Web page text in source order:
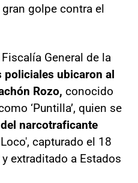
golpe contra el
General de la
policiales ubicaron al
Rozo, conocido
‘Puntilla’, quien se
narcotraficante
capturado el 18
extraditado a Estados